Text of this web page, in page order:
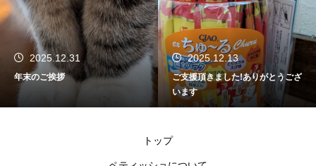
2025.12.31
年末のご挨拶
2025.12.13
ご支援頂きました!ありがとうござ
います
トップ